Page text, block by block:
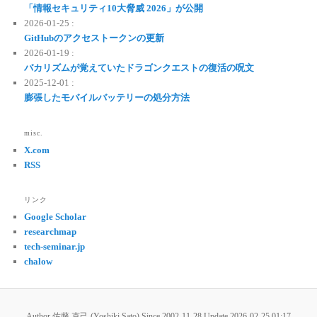
「情報セキュリティ10大脅威 2026」が公開
2026-01-25 :
GitHubのアクセストークンの更新
2026-01-19 :
バカリズムが覚えていたドラゴンクエストの復活の呪文
2025-12-01 :
膨張したモバイルバッテリーの処分方法
misc.
X.com
RSS
リンク
Google Scholar
researchmap
tech-seminar.jp
chalow